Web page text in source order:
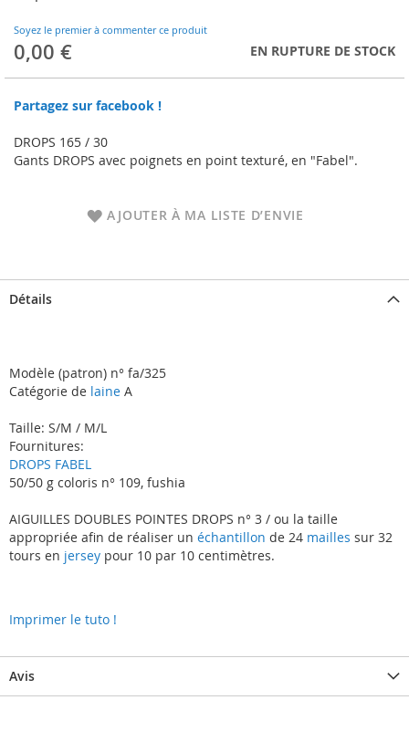
Soyez le premier à commenter ce produit
0,00 € EN RUPTURE DE STOCK
Partagez sur facebook !
DROPS 165 / 30
Gants DROPS avec poignets en point texturé, en "Fabel".
AJOUTER À MA LISTE D’ENVIE
beginning
of
the
gallery
Détails
Modèle (patron) n° fa/325
Catégorie de laine A
Taille: S/M / M/L
Fournitures:
DROPS FABEL
50/50 g coloris n° 109, fushia
AIGUILLES DOUBLES POINTES DROPS n° 3 / ou la taille
appropriée afin de réaliser un échantillon de 24 mailles sur 32
tours en jersey pour 10 par 10 centimètres.
Imprimer le tuto !
Avis